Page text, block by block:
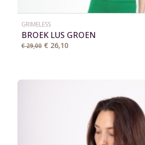
GRIMELESS
BROEK LUS GROEN
€ 29,00 € 26,10